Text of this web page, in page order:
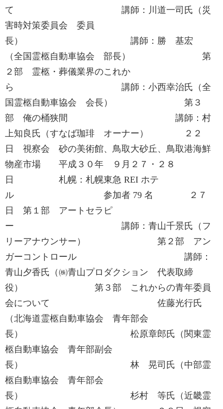
て 講師：川道一司氏（災
害時対策委員会 委員
長） 講師：勝 基宏
（全国霊柩自動車協会 部長） 第
２部 霊柩・葬儀業界のこれか
ら 講師：小西幸治氏（全
国霊柩自動車協会 会長） 第３
部 俺の桶狭間 講師：村
上知良氏（すなば珈琲 オーナー） ２２
日 視察会 砂の美術館、鳥取大砂丘、鳥取港海鮮
物産市場 平成３０年 ９月２７・２８
日 札幌：札幌東急 REI ホテ
ル 参加者 79 名 ２７
日 第１部 アートセラピ
ー 講師：青山千景氏（フ
リーアナウンサー） 第２部 アン
ガーコントロール 講師：
青山夕香氏（㈱青山プロダクション 代表取締
役） 第３部 これからの青年委員
会について 佐藤光行氏
（北海道霊柩自動車協会 青年部会
長） 松原章郎氏（関東霊
柩自動車協会 青年部副会
長） 林 晃司氏（中部霊
柩自動車協会 青年部会
長） 杉村 等氏（近畿霊